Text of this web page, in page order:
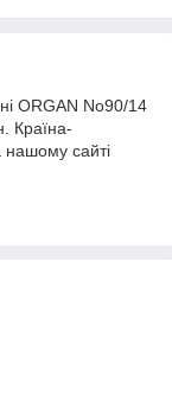
ORGAN No90/14
Країна-
сайті